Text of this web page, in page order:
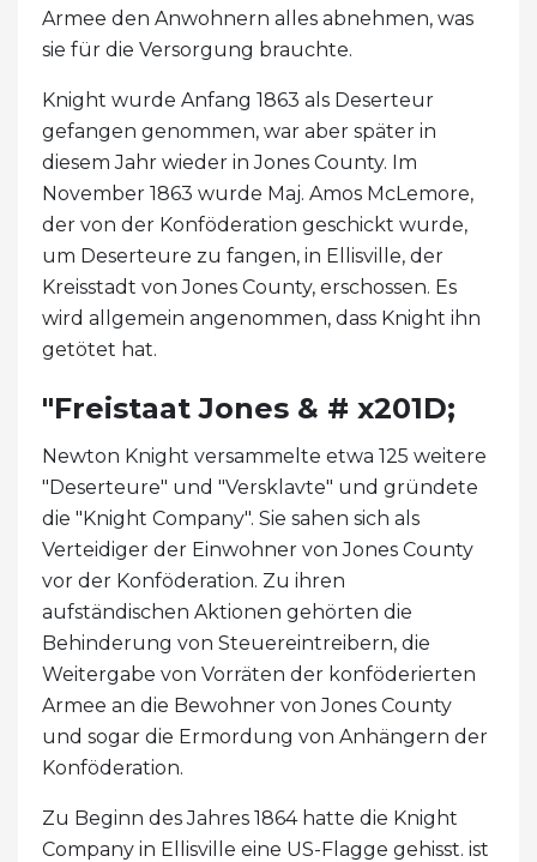
Armee den Anwohnern alles abnehmen, was
sie für die Versorgung brauchte.
Knight wurde Anfang 1863 als Deserteur
gefangen genommen, war aber später in
diesem Jahr wieder in Jones County. Im
November 1863 wurde Maj. Amos McLemore,
der von der Konföderation geschickt wurde,
um Deserteure zu fangen, in Ellisville, der
Kreisstadt von Jones County, erschossen. Es
wird allgemein angenommen, dass Knight ihn
getötet hat.
"Freistaat Jones & # x201D;
Newton Knight versammelte etwa 125 weitere
"Deserteure" und "Versklavte" und gründete
die "Knight Company". Sie sahen sich als
Verteidiger der Einwohner von Jones County
vor der Konföderation. Zu ihren
aufständischen Aktionen gehörten die
Behinderung von Steuereintreibern, die
Weitergabe von Vorräten der konföderierten
Armee an die Bewohner von Jones County
und sogar die Ermordung von Anhängern der
Konföderation.
Zu Beginn des Jahres 1864 hatte die Knight
Company in Ellisville eine US-Flagge gehisst. ist